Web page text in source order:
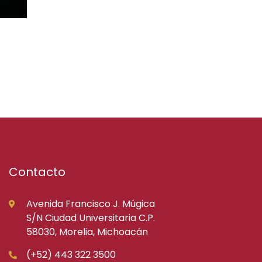
Contacto
Avenida Francisco J. Múgica
S/N Ciudad Universitaria C.P.
58030, Morelia, Michoacán
(+52) 443 322 3500